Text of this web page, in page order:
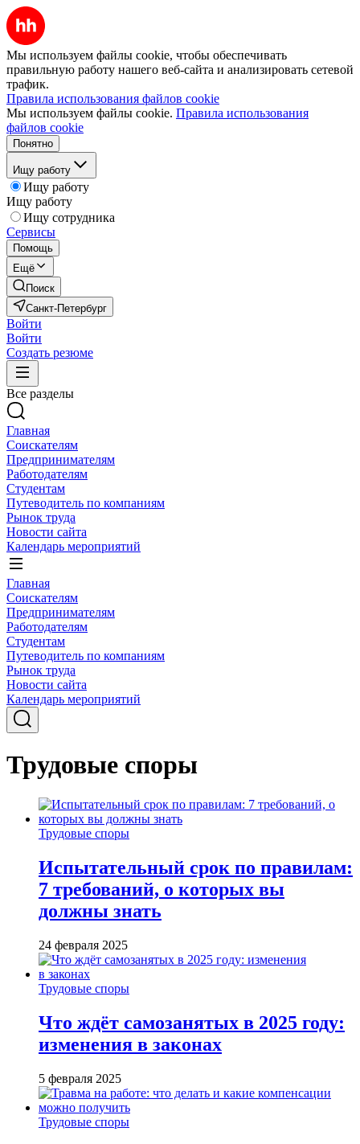
Мы используем файлы cookie, чтобы обеспечивать
правильную работу нашего веб-сайта и анализировать сетевой
трафик.
Правила использования файлов cookie
Мы используем файлы cookie. Правила использования
файлов cookie
Понятно
Ищу работу
Ищу работу
Ищу работу
Ищу сотрудника
Сервисы
Помощь
Ещё
Поиск
Санкт-Петербург
Войти
Войти
Создать резюме
Все разделы
Главная
Соискателям
Предпринимателям
Работодателям
Студентам
Путеводитель по компаниям
Рынок труда
Новости сайта
Календарь мероприятий
Главная
Соискателям
Предпринимателям
Работодателям
Студентам
Путеводитель по компаниям
Рынок труда
Новости сайта
Календарь мероприятий
Трудовые споры
Трудовые споры
Испытательный срок по правилам:
7 требований, о которых вы
должны знать
24 февраля 2025
Трудовые споры
Что ждёт самозанятых в 2025 году:
изменения в законах
5 февраля 2025
Трудовые споры